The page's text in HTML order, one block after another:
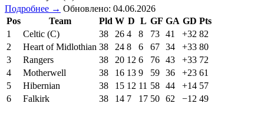
Подробнее → Обновлено: 04.06.2026
Pos
Team Pld W D L GF GA GD Pts
1
Celtic (C) 38 26 4 8 73 41 +32 82
2
Heart of Midlothian 38 24 8 6 67 34 +33 80
3
Rangers 38 20 12 6 76 43 +33 72
4
Motherwell 38 16 13 9 59 36 +23 61
5
Hibernian 38 15 12 11 58 44 +14 57
6
Falkirk 38 14 7 17 50 62 −12 49